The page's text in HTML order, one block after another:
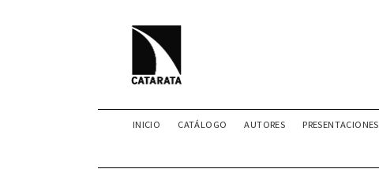
INICIO CATÁLOGO AUTORES PRESENTACIONES